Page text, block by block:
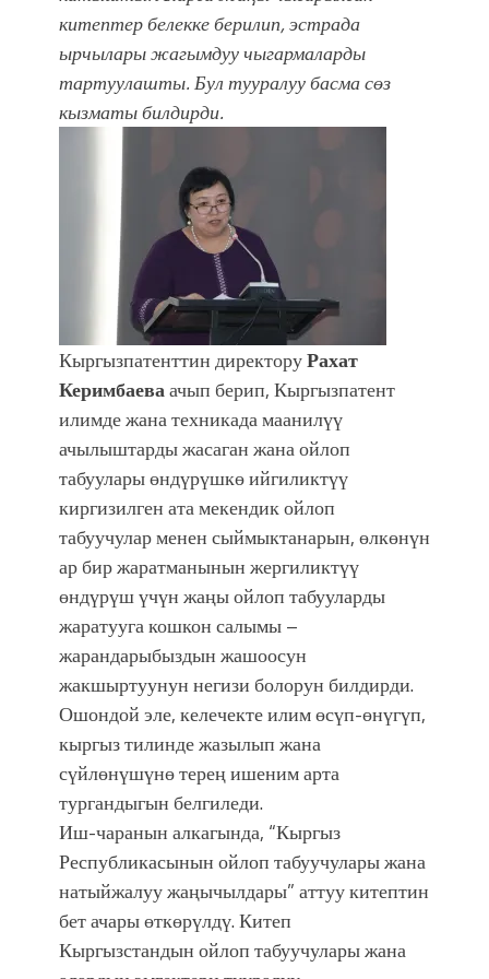
болмок”
китептер белекке берилип, эстрада
ырчылары жагымдуу чыгармаларды
тартуулашты.Бул тууралуу басма сөз
кызматы билдирди.
Кыргызпатенттин директоруРахат
Керимбаеваачып берип, Кыргызпатент
илимде жана техникада маанилүү
ачылыштарды жасаган жана ойлоп
табуулары өндүрүшкө ийгиликтүү
киргизилген ата мекендик ойлоп
табуучулар менен сыймыктанарын, өлкөнүн
ар бир жаратманынын жергиликтүү
өндүрүш үчүн жаңы ойлоп табууларды
жаратууга кошкон салымы –
жарандарыбыздын жашоосун
жакшыртуунун негизи болорун билдирди.
Ошондой эле, келечекте илим өсүп-өнүгүп,
кыргыз тилинде жазылып жана
сүйлөнүшүнө терең ишеним арта
тургандыгын белгиледи.
Иш-чаранын алкагында, “Кыргыз
Республикасынын ойлоп табуучулары жана
натыйжалуу жаңычылдары” аттуу китептин
бет ачары өткөрүлдү. Китеп
Кыргызстандын ойлоп табуучулары жана